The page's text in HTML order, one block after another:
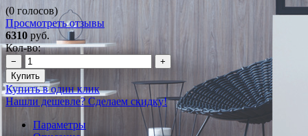
(0 голосов)
Просмотреть отзывы
6310 руб.
Кол-во:
−
+
Купить
Купить в один клик
Нашли дешевле? Сделаем скидку!
Параметры